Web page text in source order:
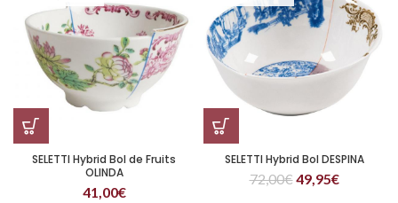
SELETTI Hybrid Bol de Fruits
OLINDA
41,00€
SELETTI Hybrid Bol DESPINA
72,00€49,95€